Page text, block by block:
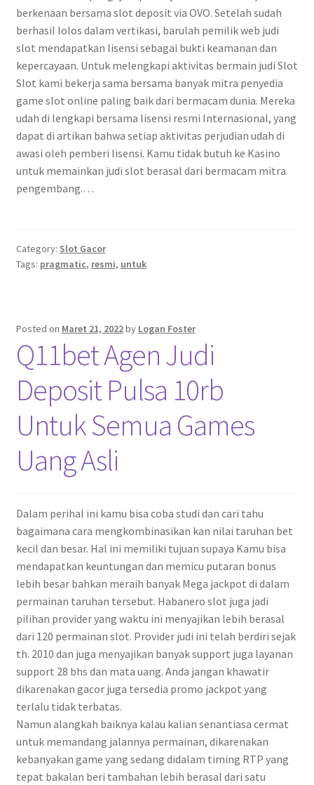
berkenaan bersama slot deposit via OVO. Setelah sudah
berhasil lolos dalam vertikasi, barulah pemilik web judi
slot mendapatkan lisensi sebagai bukti keamanan dan
kepercayaan. Untuk melengkapi aktivitas bermain judi Slot
Slot kami bekerja sama bersama banyak mitra penyedia
game slot online paling baik dari bermacam dunia. Mereka
udah di lengkapi bersama lisensi resmi Internasional, yang
dapat di artikan bahwa setiap aktivitas perjudian udah di
awasi oleh pemberi lisensi. Kamu tidak butuh ke Kasino
untuk memainkan judi slot berasal dari bermacam mitra
pengembang.…
Category: Slot Gacor
Tags: pragmatic, resmi, untuk
Posted on Maret 21, 2022by Logan Foster
Q11bet Agen Judi
Deposit Pulsa 10rb
Untuk Semua Games
Uang Asli
Dalam perihal ini kamu bisa coba studi dan cari tahu
bagaimana cara mengkombinasikan kan nilai taruhan bet
kecil dan besar. Hal ini memiliki tujuan supaya Kamu bisa
mendapatkan keuntungan dan memicu putaran bonus
lebih besar bahkan meraih banyak Mega jackpot di dalam
permainan taruhan tersebut. Habanero slot juga jadi
pilihan provider yang waktu ini menyajikan lebih berasal
dari 120 permainan slot. Provider judi ini telah berdiri sejak
th. 2010 dan juga menyajikan banyak support juga layanan
support 28 bhs dan mata uang. Anda jangan khawatir
dikarenakan gacor juga tersedia promo jackpot yang
terlalu tidak terbatas.
Namun alangkah baiknya kalau kalian senantiasa cermat
untuk memandang jalannya permainan, dikarenakan
kebanyakan game yang sedang didalam timing RTP yang
tepat bakalan beri tambahan lebih berasal dari satu